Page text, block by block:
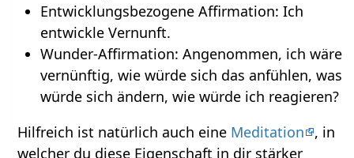
Entwicklungsbezogene Affirmation: Ich
entwickle Vernunft.
Wunder-Affirmation: Angenommen, ich wäre
vernünftig, wie würde sich das anfühlen, was
würde sich ändern, wie würde ich reagieren?
Hilfreich ist natürlich auch eine Meditation
, in
welcher du diese Eigenschaft in dir stärker